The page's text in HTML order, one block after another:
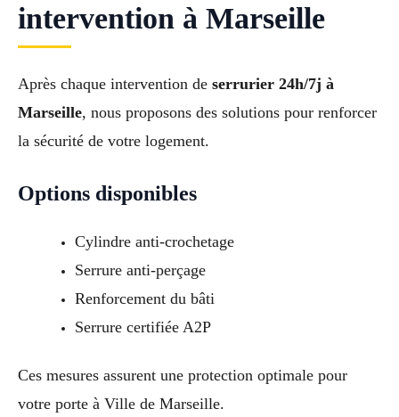
intervention à Marseille
Après chaque intervention de serrurier 24h/7j à
Marseille, nous proposons des solutions pour renforcer
la sécurité de votre logement.
Options disponibles
Cylindre anti-crochetage
Serrure anti-perçage
Renforcement du bâti
Serrure certifiée A2P
Ces mesures assurent une protection optimale pour
votre porte à Ville de Marseille.